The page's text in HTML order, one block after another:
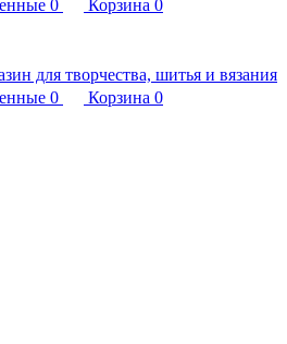
0 Корзина 0
0 Корзина 0